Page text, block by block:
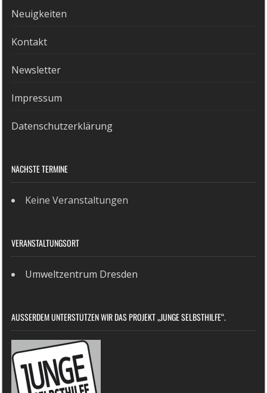
Neuigkeiten
Kontakt
Newsletter
Impressum
Datenschutzerklärung
NÄCHSTE TERMINE
Keine Veranstaltungen
VERANSTALTUNGSORT
Umweltzentrum Dresden
AUSSERDEM UNTERSTÜTZEN WIR DAS PROJEKT „JUNGE SELBSTHILFE“.